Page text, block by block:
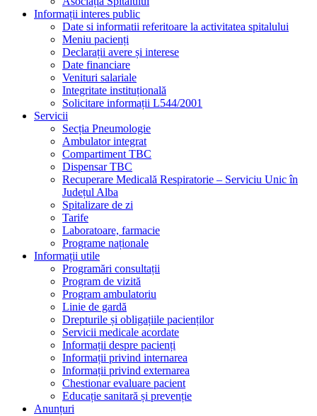
Informații interes public
Date si informatii referitoare la activitatea spitalului
Meniu pacienți
Declarații avere și interese
Date financiare
Venituri salariale
Integritate instituțională
Solicitare informații L544/2001
Servicii
Secția Pneumologie
Ambulator integrat
Compartiment TBC
Dispensar TBC
Recuperare Medicală Respiratorie – Serviciu Unic în
Județul Alba
Spitalizare de zi
Tarife
Laboratoare, farmacie
Programe naționale
Informații utile
Programări consultații
Program de vizită
Program ambulatoriu
Linie de gardă
Drepturile și obligațiile pacienților
Servicii medicale acordate
Informații despre pacienți
Informații privind internarea
Informații privind externarea
Chestionar evaluare pacient
Educație sanitară și prevenție
Anunțuri